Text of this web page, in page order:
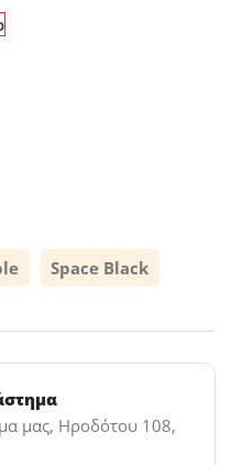
Space Black
μας, Ηροδότου 108,